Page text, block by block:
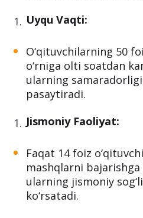
Uyqu Vaqti:
O‘qituvchilarning 50
o‘rniga olti soatdan
ularning
pasaytiradi.
Jismoniy Faoliyat:
Faqat 14 foiz
mashqlarni
ularning jismoniy
ko‘rsatadi.